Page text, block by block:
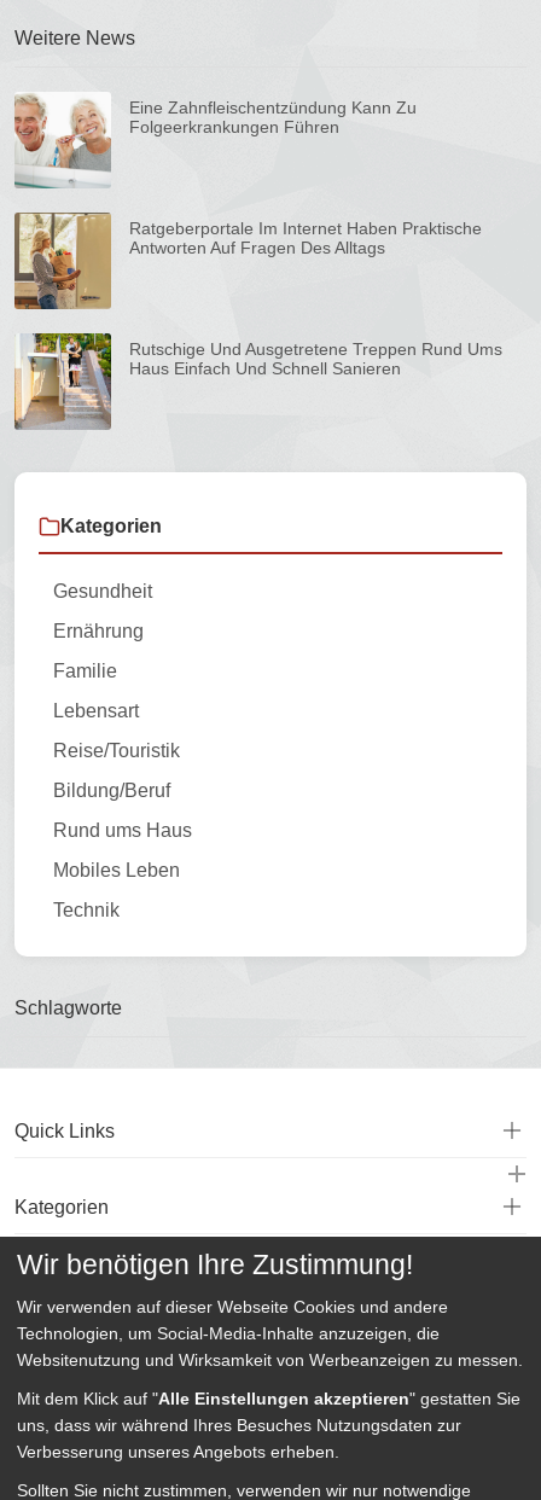
Weitere News
Eine Zahnfleischentzündung Kann Zu
Folgeerkrankungen Führen
Ratgeberportale Im Internet Haben Praktische
Antworten Auf Fragen Des Alltags
Rutschige Und Ausgetretene Treppen Rund Ums
Haus Einfach Und Schnell Sanieren
Kategorien
Gesundheit
Ernährung
Familie
Lebensart
Reise/Touristik
Bildung/Beruf
Rund ums Haus
Mobiles Leben
Technik
Schlagworte
Quick Links
Kategorien
Wir benötigen Ihre Zustimmung!
Wir verwenden auf dieser Webseite Cookies und andere
Technologien, um Social-Media-Inhalte anzuzeigen, die
Websitenutzung und Wirksamkeit von Werbeanzeigen zu messen.
Mit dem Klick auf "Alle Einstellungen akzeptieren" gestatten Sie
uns, dass wir während Ihres Besuches Nutzungsdaten zur
Verbesserung unseres Angebots erheben.
Sollten Sie nicht zustimmen, verwenden wir nur notwendige